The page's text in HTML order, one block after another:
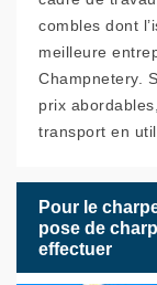
combles dont
meilleure
Champnetery.
prix
transport en
Pour le
pose de
effectuer